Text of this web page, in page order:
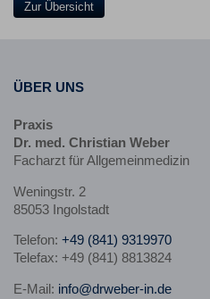
Zur Übersicht
ÜBER UNS
Praxis
Dr. med. Christian Weber
Facharzt für Allgemeinmedizin
Weningstr. 2
85053 Ingolstadt
Telefon: +49 (841) 9319970
Telefax: +49 (841) 8813824
E-Mail: info@drweber-in.de